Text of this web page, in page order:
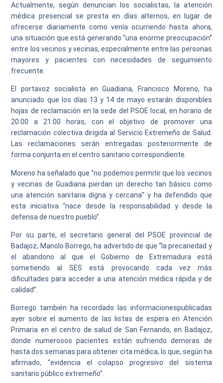
Actualmente, según denuncian los socialistas, la atención
médica presencial se presta en días alternos, en lugar de
ofrecerse diariamente como venía ocurriendo hasta ahora,
una situación que está generando “una enorme preocupación”
entre los vecinos y vecinas, especialmente entre las personas
mayores y pacientes con necesidades de seguimiento
frecuente.
El portavoz socialista en Guadiana, Francisco Moreno, ha
anunciado que los días 13 y 14 de mayo estarán disponibles
hojas de reclamación en la sede del PSOE local, en horario de
20:00 a 21:00 horas, con el objetivo de promover una
reclamación colectiva dirigida al Servicio Extremeño de Salud.
Las reclamaciones serán entregadas posteriormente de
forma conjunta en el centro sanitario correspondiente.
Moreno ha señalado que “no podemos permitir que los vecinos
y vecinas de Guadiana pierdan un derecho tan básico como
una atención sanitaria digna y cercana” y ha defendido que
esta iniciativa “nace desde la responsabilidad y desde la
defensa de nuestro pueblo”.
Por su parte, el secretario general del PSOE provincial de
Badajoz, Manolo Borrego, ha advertido de que “la precariedad y
el abandono al que el Gobierno de Extremadura está
sometiendo al SES está provocando cada vez más
dificultades para acceder a una atención médica rápida y de
calidad”.
Borrego también ha recordado las informacionespublicadas
ayer sobre el aumento de las listas de espera en Atención
Primaria en el centro de salud de San Fernando, en Badajoz,
donde numerosos pacientes están sufriendo demoras de
hasta dos semanas para obtener cita médica, lo que, según ha
afirmado, “evidencia el colapso progresivo del sistema
sanitario público extremeño”.